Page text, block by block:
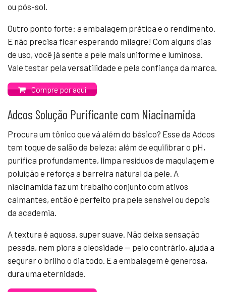
ou pós-sol.
Outro ponto forte: a embalagem prática e o rendimento.
E não precisa ficar esperando milagre! Com alguns dias
de uso, você já sente a pele mais uniforme e luminosa.
Vale testar pela versatilidade e pela confiança da marca.
Compre por aqui
Adcos Solução Purificante com Niacinamida
Procura um tônico que vá além do básico? Esse da Adcos
tem toque de salão de beleza: além de equilibrar o pH,
purifica profundamente, limpa resíduos de maquiagem e
poluição e reforça a barreira natural da pele. A
niacinamida faz um trabalho conjunto com ativos
calmantes, então é perfeito pra pele sensível ou depois
da academia.
A textura é aquosa, super suave. Não deixa sensação
pesada, nem piora a oleosidade — pelo contrário, ajuda a
segurar o brilho o dia todo. E a embalagem é generosa,
dura uma eternidade.